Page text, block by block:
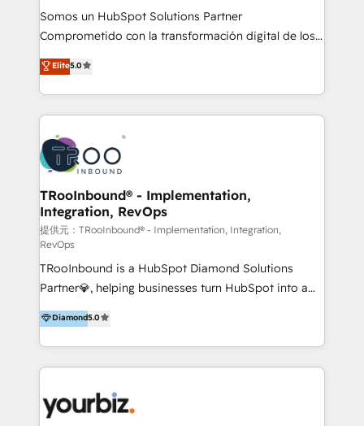
generar resultados medibles. Apoyamos a empresas
de construcción, educación, tecnología, retail, e-
commerce, salud, financieras, seguros y servicios,
ayudándolas a conectar sistemas, escalar equipos y
integraciones vía API Top #7 HubSpot Partner
LATAM 2025 🏆 Impulsamos crecimiento con CRM +
tus procesos comerciales?
Somos un HubSpot Solutions Partner
Comprometido con la transformación digital de los
procesos comerciales de las empresas en
Latinoamérica, con un enfoque en Marketing, Ventas
y Servicio al Cliente. Somos un equipo de trabajo
multidisciplinario de alto rendimiento, con
conocimiento y experiencia enfocado en: 1.
Optimizar la eficiencia operativa de nuestros
clientes 2. Mejorar la experiencia del cliente 3.
Asegurar resultados medibles Nos especializamos
en bancos, seguros, e-commerce, Desarrolladores
Inmobiliarios y Empresas Distribuidoras de
Productos
Elite5.0
TRooInbound® - Implementation,
Integration, RevOps
提供元：TRooInbound® - Implementation, Integration,
RevOps
TRooInbound is a HubSpot Diamond Solutions
Partner💎, helping businesses turn HubSpot into a
scalable growth engine. We work with startups, mid-
market, and enterprise teams to maximize
HubSpot’s full potential through: 💎HubSpot Audits,
Management & Optimization 💎RevOps-powered
Brand Development, Growth Strategy, AI SEO &
Diamond5.0